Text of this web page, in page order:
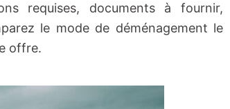
requises, documents à fournir,
le mode de déménagement le
offre.